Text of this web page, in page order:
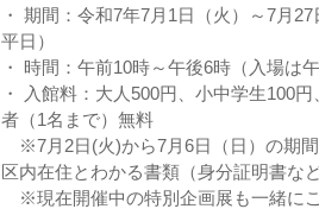
・ 期間：令和7年7月1日（火）～7
平日）
・ 時間：午前10時～午後6時（入場は
・ 入館料：大人500円、小中学生100
者（1名まで）無料
※7月2日(火)から7月6日（日）の期
区内在住とわかる書類（身分証明書な
※現在開催中の特別企画展も一緒にご